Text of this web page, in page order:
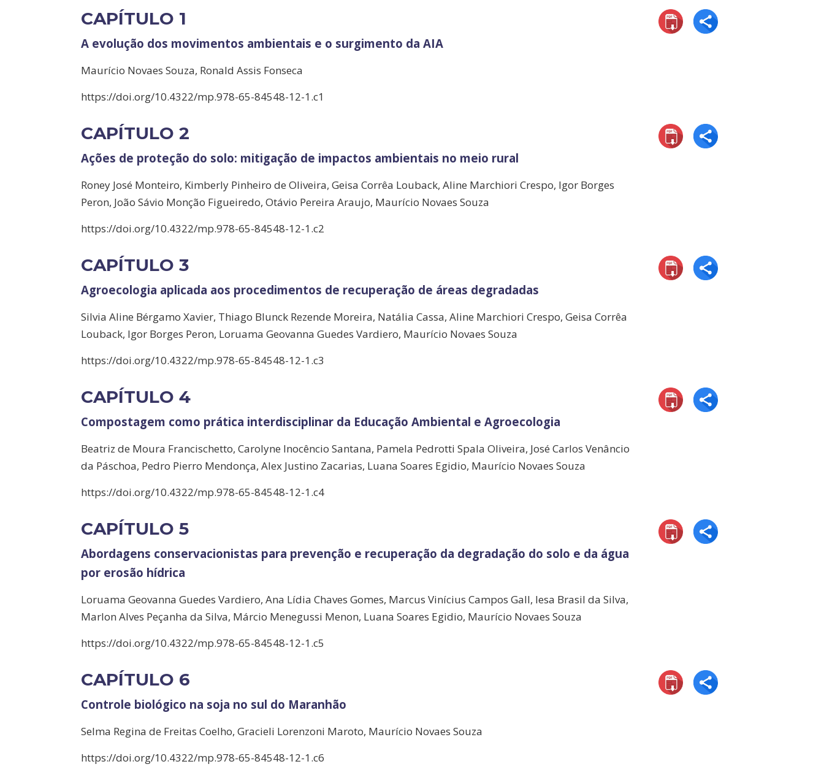
CAPÍTULO 1
A evolução dos movimentos ambientais e o surgimento da AIA
Maurício Novaes Souza, Ronald Assis Fonseca
https://doi.org/10.4322/mp.978-65-84548-12-1.c1
CAPÍTULO 2
Ações de proteção do solo: mitigação de impactos ambientais no meio rural
Roney José Monteiro, Kimberly Pinheiro de Oliveira, Geisa Corrêa Louback, Aline Marchiori Crespo, Igor Borges
Peron, João Sávio Monção Figueiredo, Otávio Pereira Araujo, Maurício Novaes Souza
https://doi.org/10.4322/mp.978-65-84548-12-1.c2
CAPÍTULO 3
Agroecologia aplicada aos procedimentos de recuperação de áreas degradadas
Silvia Aline Bérgamo Xavier, Thiago Blunck Rezende Moreira, Natália Cassa, Aline Marchiori Crespo, Geisa Corrêa
Louback, Igor Borges Peron, Loruama Geovanna Guedes Vardiero, Maurício Novaes Souza
https://doi.org/10.4322/mp.978-65-84548-12-1.c3
CAPÍTULO 4
Compostagem como prática interdisciplinar da Educação Ambiental e Agroecologia
Beatriz de Moura Francischetto, Carolyne Inocêncio Santana, Pamela Pedrotti Spala Oliveira, José Carlos Venâncio
da Páschoa, Pedro Pierro Mendonça, Alex Justino Zacarias, Luana Soares Egidio, Maurício Novaes Souza
https://doi.org/10.4322/mp.978-65-84548-12-1.c4
CAPÍTULO 5
Abordagens conservacionistas para prevenção e recuperação da degradação do solo e da água
por erosão hídrica
Loruama Geovanna Guedes Vardiero, Ana Lídia Chaves Gomes, Marcus Vinícius Campos Gall, Iesa Brasil da Silva,
Marlon Alves Peçanha da Silva, Márcio Menegussi Menon, Luana Soares Egidio, Maurício Novaes Souza
https://doi.org/10.4322/mp.978-65-84548-12-1.c5
CAPÍTULO 6
Controle biológico na soja no sul do Maranhão
Selma Regina de Freitas Coelho, Gracieli Lorenzoni Maroto, Maurício Novaes Souza
https://doi.org/10.4322/mp.978-65-84548-12-1.c6